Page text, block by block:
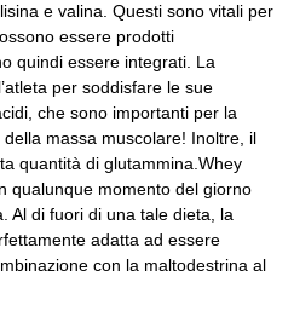
e valina. Questi sono vitali per
essere prodotti
quindi essere integrati. La
per soddisfare le sue
che sono importanti per la
massa muscolare! Inoltre, il
quantità di glutammina.Whey
qualunque momento del giorno
Al di fuori di una tale dieta, la
adatta ad essere
con la maltodestrina al